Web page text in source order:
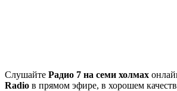
Cлушайте Радио 7 на семи холмах
Radio в прямом эфире, в хорошем